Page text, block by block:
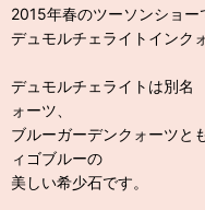
2015年春のツーソンショ
デュモルチェライトインク
デュモルチェライトは別
ォーツ、
ブルーガーデンクォーツと
ィゴブルーの
美しい希少石です。